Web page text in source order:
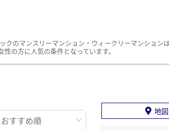
のマンスリーマンション・ウィークリーマンション
の方に人気の条件となっています。
地